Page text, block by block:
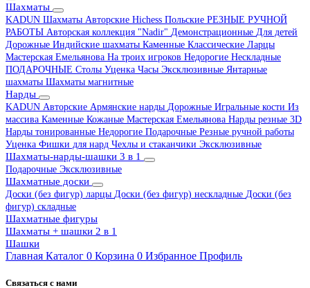
Шахматы
KADUN Шахматы Авторские Hichess Польские РЕЗНЫЕ РУЧНОЙ
РАБОТЫ Авторская коллекция "Nadir" Демонстрационные Для детей
Дорожные Индийские шахматы Каменные Классические Ларцы
Мастерская Емельянова На троих игроков Недорогие Нескладные
ПОДАРОЧНЫЕ Столы Уценка Часы Эксклюзивные Янтарные
шахматы Шахматы магнитные
Нарды
KADUN Авторские Армянские нарды Дорожные Игральные кости Из
массива Каменные Кожаные Мастерская Емельянова Нарды резные 3D
Нарды тонированные Недорогие Подарочные Резные ручной работы
Уценка Фишки для нард Чехлы и стаканчики Эксклюзивные
Шахматы-нарды-шашки 3 в 1
Подарочные Эксклюзивные
Шахматные доски
Доски (без фигур) ларцы Доски (без фигур) нескладные Доски (без
фигур) складные
Шахматные фигуры
Шахматы + шашки 2 в 1
Шашки
Главная Каталог 0 Корзина 0 Избранное Профиль
Связаться с нами